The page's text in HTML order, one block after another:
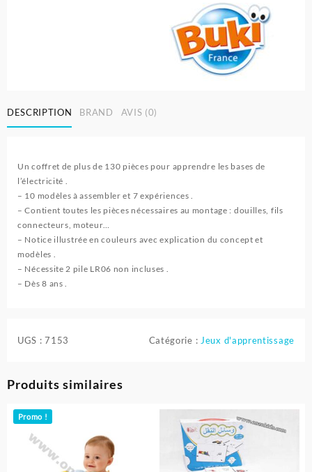
DESCRIPTION BRAND AVIS (0)
Un coffret de plus de 130 pièces pour apprendre les bases de
l’électricité .
– 10 modèles à assembler et 7 expériences .
– Contient toutes les pièces nécessaires au montage : douilles, fils
connecteurs, moteur…
– Notice illustrée en couleurs avec explication du concept et
modèles .
– Nécessite 2 pile LR06 non incluses .
– Dès 8 ans .
UGS :7153 Catégorie : Jeux d'apprentissage
Produits similaires
Promo !